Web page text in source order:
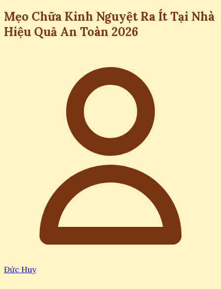
Mẹo Chữa Kinh Nguyệt Ra Ít Tại Nhà
Hiệu Quả An Toàn 2026
Đức Huy